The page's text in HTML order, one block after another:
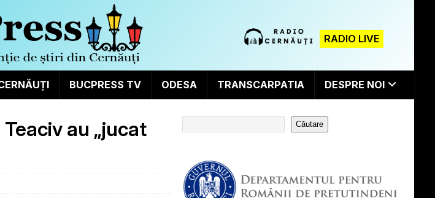
RADIO LIVE
BUCPRESS TV ODESA TRANSCARPATIA DESPRE NOI
au „jucat
Căutare